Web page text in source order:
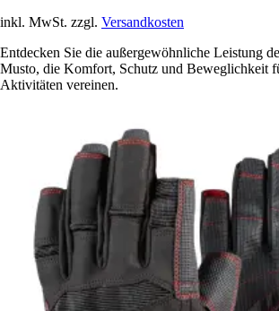
inkl. MwSt. zzgl. Versandkosten
Entdecken Sie die außergewöhnliche Leistung
Musto, die Komfort, Schutz und Beweglichkeit
Aktivitäten vereinen.